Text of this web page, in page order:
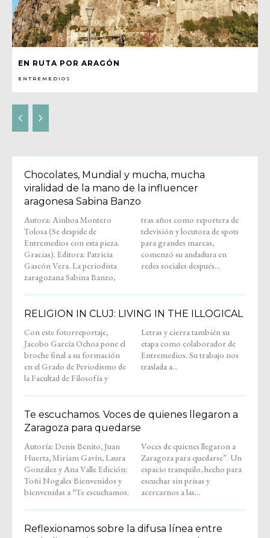
EN RUTA POR ARAGÓN
ENTREMEDIOS
Chocolates, Mundial y mucha, mucha
viralidad de la mano de la influencer
aragonesa Sabina Banzo
Autora: Ainhoa Montero
Tolosa (Se despide de
Entremedios con esta pieza.
Gracias). Editora: Patricia
Gascón Vera. La periodista
zaragozana Sabina Banzo,
tras años como reportera de
televisión y locutora de spots
para grandes marcas,
comenzó su andadura en
redes sociales después...
RELIGION IN CLUJ: LIVING IN THE ILLOGICAL
Con este fotorreportaje,
Jacobo García Ochoa pone el
broche final a su formación
en el Grado de Periodismo de
la Facultad de Filosofía y
Letras y cierra también su
etapa como colaborador de
Entremedios. Su trabajo nos
traslada a...
Te escuchamos. Voces de quienes llegaron a
Zaragoza para quedarse
Autoría: Denis Benito, Juan
Huerta, Miriam Gavín, Laura
González y Ana Valle Edición:
Toñi Nogales Bienvenidos y
bienvenidas a “Te escuchamos.
Voces de quienes llegaron a
Zaragoza para quedarse”. Un
espacio tranquilo, hecho para
escuchar sin prisas y
acercarnos a las...
Reflexionamos sobre la difusa línea entre